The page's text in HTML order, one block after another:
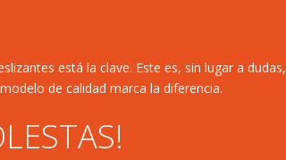
está la clave. Este es, sin lugar a dudas,
de calidad marca la diferencia.